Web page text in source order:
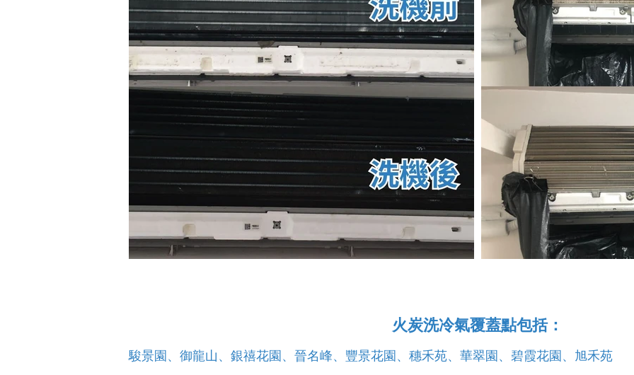
火炭洗冷氣覆蓋點包括：
駿景園、御龍山、銀禧花園、晉名峰、豐景花園、穗禾苑、華翠園、碧霞花園、旭禾苑